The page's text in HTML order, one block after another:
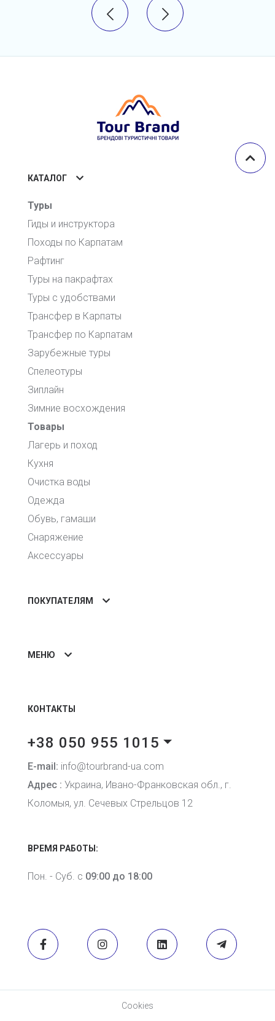
КАТАЛОГ
Туры
Гиды и инструктора
Походы по Карпатам
Рафтинг
Туры на пакрафтах
Туры с удобствами
Трансфер в Карпаты
Трансфер по Карпатам
Зарубежные туры
Спелеотуры
Зиплайн
Зимние восхождения
Товары
Лагерь и поход
Кухня
Очистка воды
Одежда
Обувь, гамаши
Снаряжение
Аксессуары
ПОКУПАТЕЛЯМ
МЕНЮ
КОНТАКТЫ
+38 050 955 1015
E-mail: info@tourbrand-ua.com
Адрес : Украина, Ивано-Франковская обл., г.
Коломыя, ул. Сечевых Стрельцов 12
ВРЕМЯ РАБОТЫ:
Пон. - Суб. с 09:00 до 18:00
Cookies